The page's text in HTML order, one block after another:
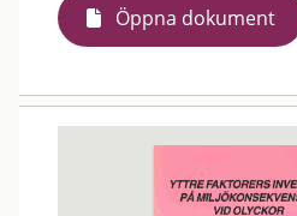
Öppna dokument